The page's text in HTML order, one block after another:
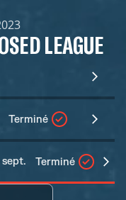
LEAGUE
Terminé
Terminé